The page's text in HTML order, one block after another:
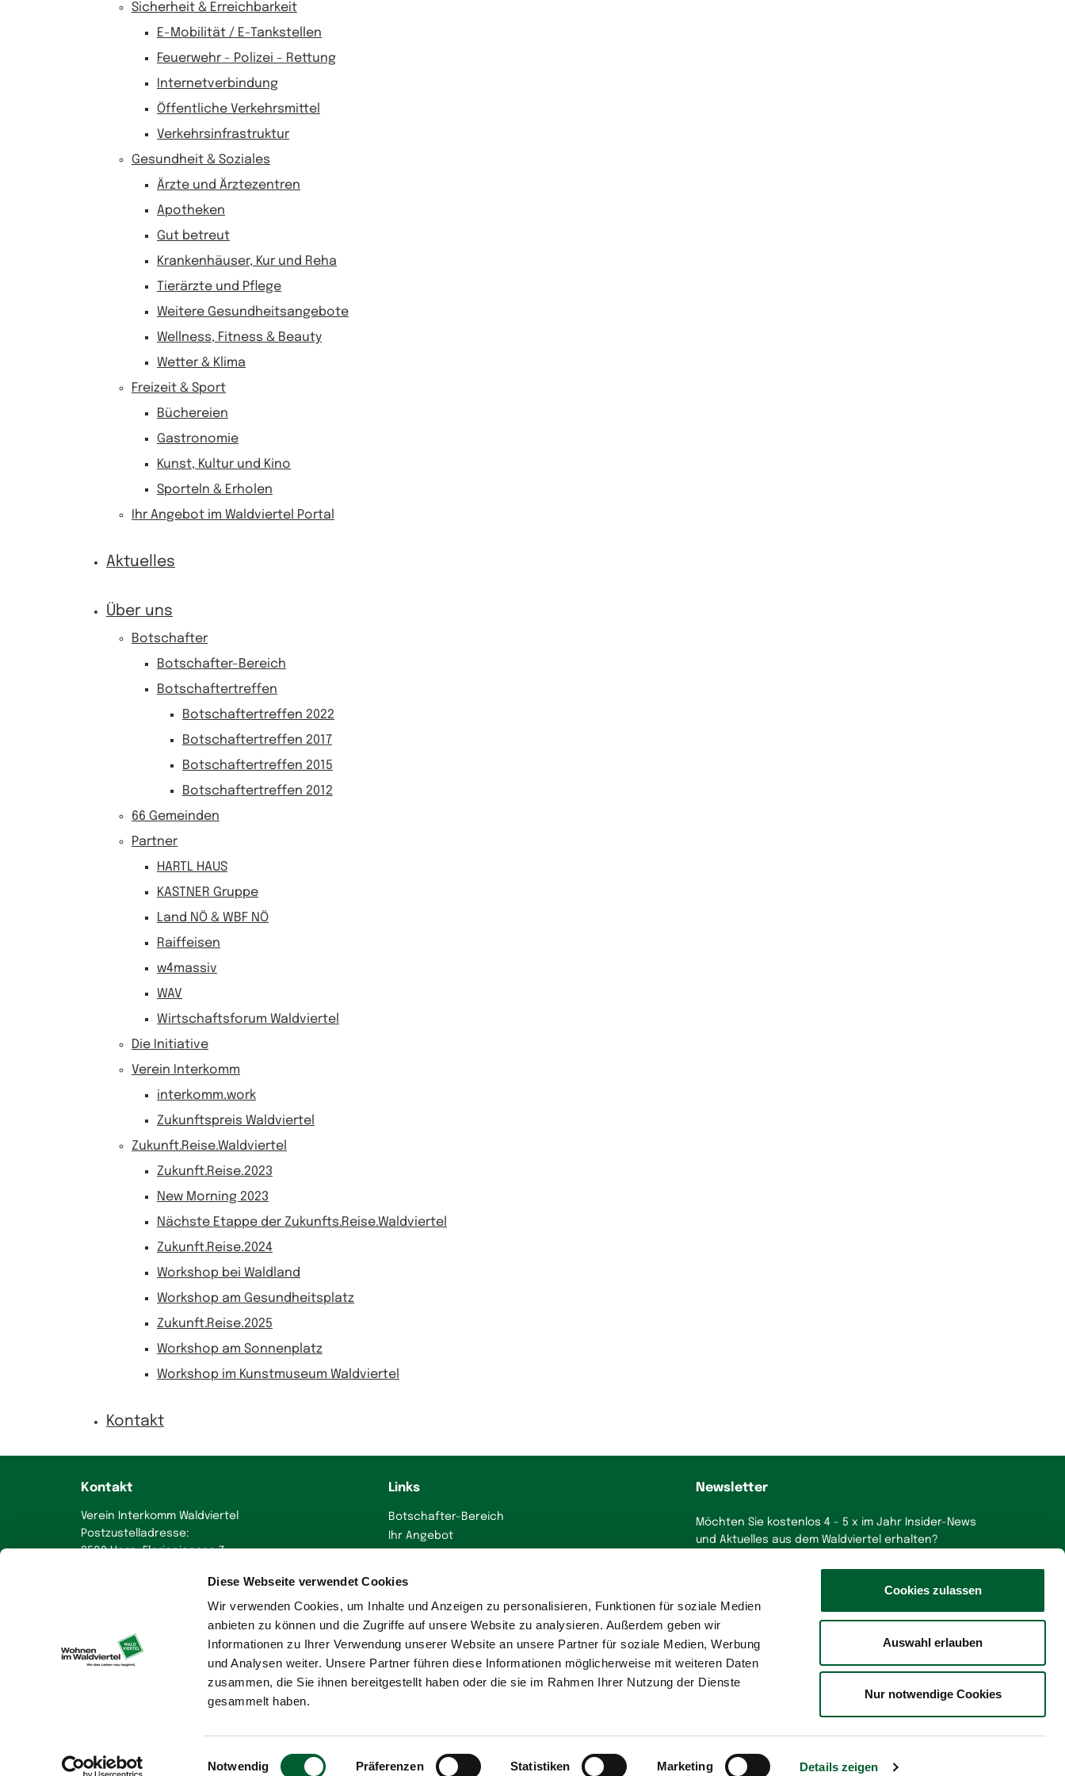
Diese Webseite verwendet Cookies
Wir verwenden Cookies, um Inhalte und Anzeigen zu personalisieren, Funktionen für soziale Medien
anbieten zu können und die Zugriffe auf unsere Website zu analysieren. Außerdem geben wir
Informationen zu Ihrer Verwendung unserer Website an unsere Partner für soziale Medien, Werbung
und Analysen weiter. Unsere Partner führen diese Informationen möglicherweise mit weiteren Daten
zusammen, die Sie ihnen bereitgestellt haben oder die sie im Rahmen Ihrer Nutzung der Dienste
gesammelt haben.
Einwilligungsauswahl
Notwendig Präferenzen Statistiken Marketing Details zeigen
Cookies zulassen
Auswahl erlauben
Nur notwendige Cookies
Sicherheit & Erreichbarkeit
E-Mobilität / E-Tankstellen
Feuerwehr - Polizei - Rettung
Internetverbindung
Öffentliche Verkehrsmittel
Verkehrsinfrastruktur
Gesundheit & Soziales
Ärzte und Ärztezentren
Apotheken
Gut betreut
Krankenhäuser, Kur und Reha
Tierärzte und Pflege
Weitere Gesundheitsangebote
Wellness, Fitness & Beauty
Wetter & Klima
Freizeit & Sport
Büchereien
Gastronomie
Kunst, Kultur und Kino
Sporteln & Erholen
Ihr Angebot im Waldviertel Portal
Aktuelles
Über uns
Botschafter
Botschafter-Bereich
Botschaftertreffen
Botschaftertreffen 2022
Botschaftertreffen 2017
Botschaftertreffen 2015
Botschaftertreffen 2012
66 Gemeinden
Partner
HARTL HAUS
KASTNER Gruppe
Land NÖ & WBF NÖ
Raiffeisen
w4massiv
WAV
Wirtschaftsforum Waldviertel
Die Initiative
Verein Interkomm
interkomm.work
Zukunftspreis Waldviertel
Zukunft.Reise.Waldviertel
Zukunft.Reise.2023
New Morning 2023
Nächste Etappe der Zukunfts.Reise.Waldviertel
Zukunft.Reise.2024
Workshop bei Waldland
Workshop am Gesundheitsplatz
Zukunft.Reise.2025
Workshop am Sonnenplatz
Workshop im Kunstmuseum Waldviertel
Kontakt
Kontakt
Verein Interkomm Waldviertel
Postzustelladresse:
3580 Horn, Florianigasse 7
wohnen-im-waldviertel.at
Links
Botschafter-Bereich
Ihr Angebot
Presse
Newsletter
Möchten Sie kostenlos 4 - 5 x im Jahr Insider-News
und Aktuelles aus dem Waldviertel erhalten?